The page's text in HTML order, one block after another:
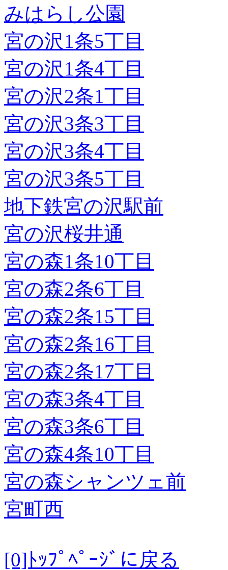
みはらし公園
宮の沢1条5丁目
宮の沢1条4丁目
宮の沢2条1丁目
宮の沢3条3丁目
宮の沢3条4丁目
宮の沢3条5丁目
地下鉄宮の沢駅前
宮の沢桜井通
宮の森1条10丁目
宮の森2条6丁目
宮の森2条15丁目
宮の森2条16丁目
宮の森2条17丁目
宮の森3条4丁目
宮の森3条6丁目
宮の森4条10丁目
宮の森シャンツェ前
宮町西
[0]ﾄｯﾌﾟﾍﾟｰｼﾞに戻る